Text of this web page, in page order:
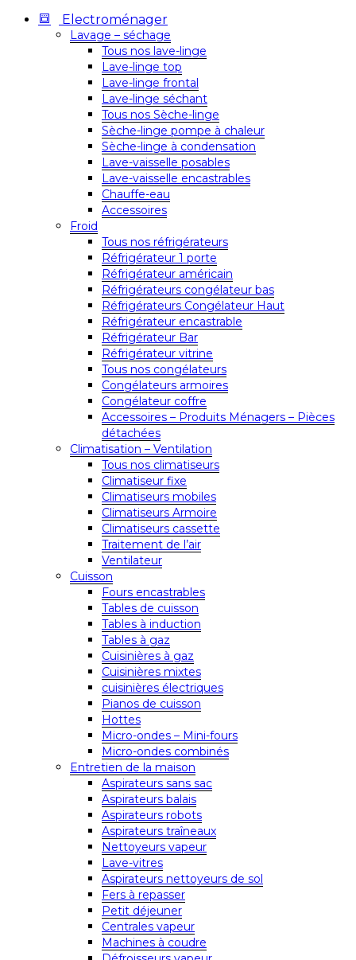
Electroménager
Lavage – séchage
Tous nos lave-linge
Lave-linge top
Lave-linge frontal
Lave-linge séchant
Tous nos Sèche-linge
Sèche-linge pompe à chaleur
Sèche-linge à condensation
Lave-vaisselle posables
Lave-vaisselle encastrables
Chauffe-eau
Accessoires
Froid
Tous nos réfrigérateurs
Réfrigérateur 1 porte
Réfrigérateur américain
Réfrigérateurs congélateur bas
Réfrigérateurs Congélateur Haut
Réfrigérateur encastrable
Réfrigérateur Bar
Réfrigérateur vitrine
Tous nos congélateurs
Congélateurs armoires
Congélateur coffre
Accessoires – Produits Ménagers – Pièces
détachées
Climatisation – Ventilation
Tous nos climatiseurs
Climatiseur fixe
Climatiseurs mobiles
Climatiseurs Armoire
Climatiseurs cassette
Traitement de l’air
Ventilateur
Cuisson
Fours encastrables
Tables de cuisson
Tables à induction
Tables à gaz
Cuisinières à gaz
Cuisinières mixtes
cuisinières électriques
Pianos de cuisson
Hottes
Micro-ondes – Mini-fours
Micro-ondes combinés
Entretien de la maison
Aspirateurs sans sac
Aspirateurs balais
Aspirateurs robots
Aspirateurs traîneaux
Nettoyeurs vapeur
Lave-vitres
Aspirateurs nettoyeurs de sol
Fers à repasser
Petit déjeuner
Centrales vapeur
Machines à coudre